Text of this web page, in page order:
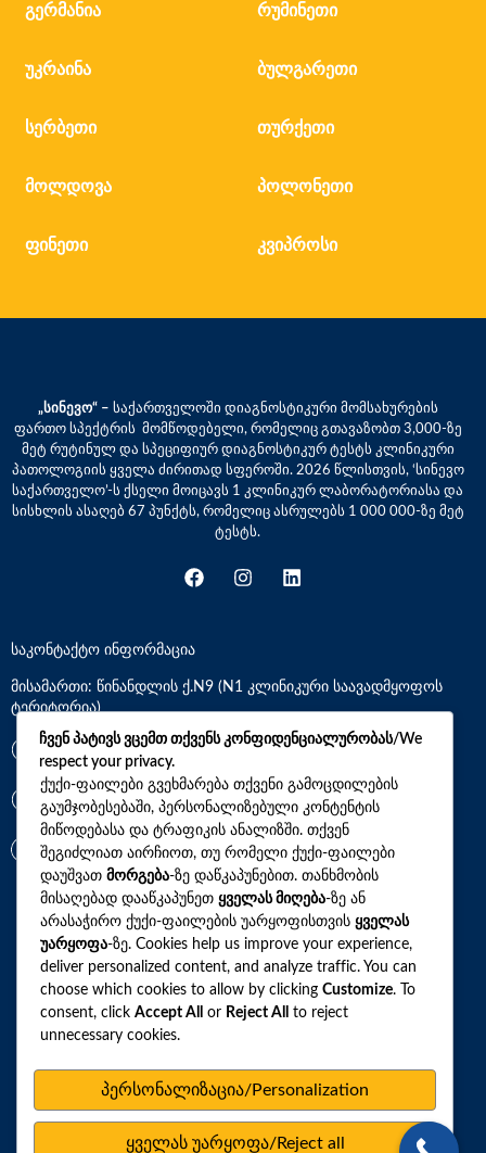
გერმანია რუმინეთი
უკრაინა ბულგარეთი
სერბეთი თურქეთი
მოლდოვა პოლონეთი
ფინეთი კვიპროსი
„სინევო“ – საქართველოში დიაგნოსტიკური მომსახურების
ფართო სპექტრის მომწოდებელი, რომელიც გთავაზობთ 3,000-ზე
მეტ რუტინულ და სპეციფიურ დიაგნოსტიკურ ტესტს კლინიკური
პათოლოგიის ყველა ძირითად სფეროში. 2026 წლისთვის, ‘სინევო
საქართველო’-ს ქსელი მოიცავს 1 კლინიკურ ლაბორატორიასა და
სისხლის ასაღებ 67 პუნქტს, რომელიც ასრულებს 1 000 000-ზე მეტ
ტესტს.
საკონტაქტო ინფორმაცია
მისამართი: წინანდლის ქ.N9 (N1 კლინიკური საავადმყოფოს
ტერიტორია)
*7770
+(995)32 2 800 111
info@synevo.ge
2021 – 2026 © სინევო. ყველა უფლება დაცულია
ყველა ანალიზი
ჩვენი აქციები და პროფილები
როგორ მოვემზადოთ ტესტების ჩასაბარებლად
ლაბორატორიული ცენტრები
სარედაქციო პოლიტიკა
ჩვენ პატივს ვცემთ თქვენს კონფიდენციალურობას/We
respect your privacy.
ქუქი-ფაილები გვეხმარება თქვენი გამოცდილების
გაუმჯობესებაში, პერსონალიზებული კონტენტის
მიწოდებასა და ტრაფიკის ანალიზში. თქვენ
შეგიძლიათ აირჩიოთ, თუ რომელი ქუქი-ფაილები
დაუშვათ მორგება-ზე დაწკაპუნებით. თანხმობის
მისაღებად დააწკაპუნეთ ყველას მიღება-ზე ან
არასაჭირო ქუქი-ფაილების უარყოფისთვის ყველას
უარყოფა-ზე. Cookies help us improve your experience,
deliver personalized content, and analyze traffic. You can
choose which cookies to allow by clicking Customize. To
consent, click Accept All or Reject All
to reject
unnecessary cookies.
პერსონალიზაცია/Personalization
ყველას უარყოფა/Reject all